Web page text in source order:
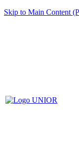
Skip to Main Content